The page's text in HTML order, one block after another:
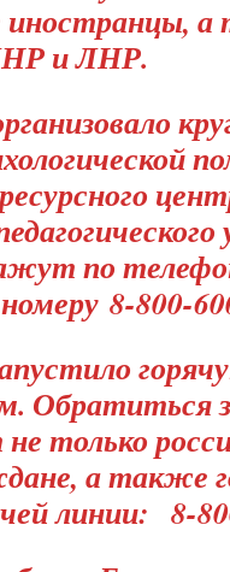
иностранцы,
и ЛНР.
по
8-800-
Обратиться
только
а также
линии: 8-